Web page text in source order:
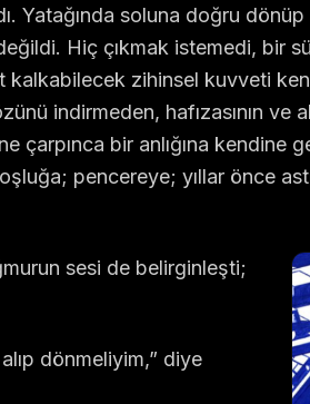
Yatağında soluna doğru dönüp
Hiç çıkmak istemedi, bir
kalkabilecek zihinsel kuvveti
indirmeden, hafızasının ve
bir anlığına kendine
pencereye; yıllar önce
sesi de belirginleşti;
dönmeliyim,” diye